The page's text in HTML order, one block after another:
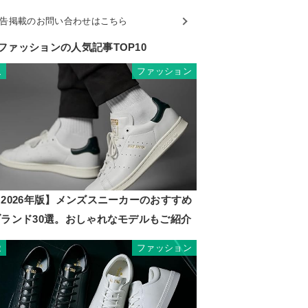
掲載のお問い合わせはこちら
ァッションの人気記事TOP10
ファッション
年版】メンズスニーカーのおすすめ
ンド30選。おしゃれなモデルもご紹介
ファッション